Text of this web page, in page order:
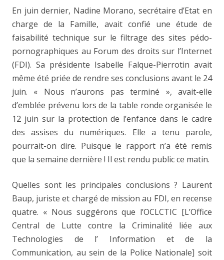
En juin dernier, Nadine Morano, secrétaire d’Etat en
charge de la Famille, avait confié une étude de
faisabilité technique sur le filtrage des sites pédo-
pornographiques au Forum des droits sur l’Internet
(FDI). Sa présidente Isabelle Falque-Pierrotin avait
même été priée de rendre ses conclusions avant le 24
juin. « Nous n’aurons pas terminé », avait-elle
d’emblée prévenu lors de la table ronde organisée le
12 juin sur la protection de l’enfance dans le cadre
des assises du numériques. Elle a tenu parole,
pourrait-on dire. Puisque le rapport n’a été remis
que la semaine dernière ! Il est rendu public ce matin.
Quelles sont les principales conclusions ? Laurent
Baup, juriste et chargé de mission au FDI, en recense
quatre. « Nous suggérons que l’OCLCTIC [L’Office
Central de Lutte contre la Criminalité liée aux
Technologies de l’ Information et de la
Communication, au sein de la Police Nationale] soit